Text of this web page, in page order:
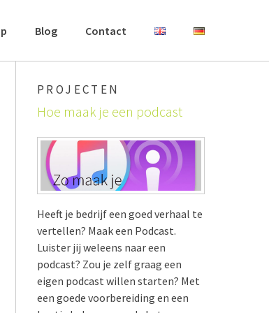
Blog Contact
PROJECTEN
Hoe maak je een podcast
Heeft je bedrijf een goed verhaal te
vertellen? Maak een Podcast.
Luister jij weleens naar een
podcast? Zou je zelf graag een
eigen podcast willen starten? Met
een goede voorbereiding en een